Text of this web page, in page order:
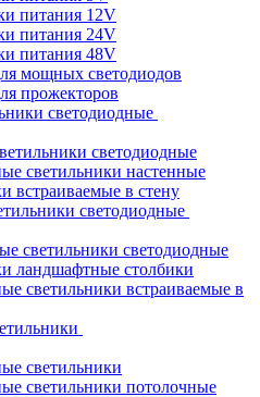
питания 12V
питания 24V
питания 48V
мощных светодиодов
прожекторов
светодиодные
светодиодные
светильники настенные
встраиваемые в стену
светодиодные
светильники светодиодные
ландшафтные столбики
светильники встраиваемые в
светильники
светильники потолочные